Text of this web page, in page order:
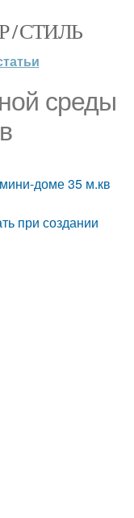
/ СТИЛЬ
среды
доме 35 м.кв
при создании